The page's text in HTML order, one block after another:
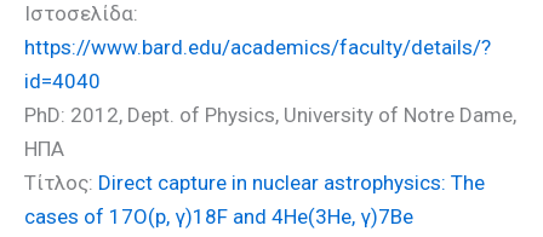
Ιστοσελίδα:
https://www.bard.edu/academics/faculty/details/?
id=4040
PhD: 2012, Dept. of Physics, University of Notre Dame,
ΗΠΑ
Τίτλος: Direct capture in nuclear astrophysics: The
cases of 17O(p, γ)18F and 4He(3He, γ)7Be